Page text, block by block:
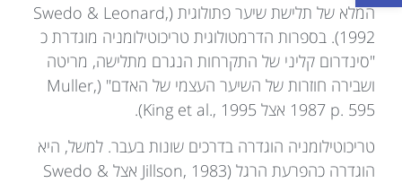
המלא של תלישת שיער פתולוגית (Swedo & Leonard,
1992). בספרות הדרמטולוגית טריכוטילומניה מוגדרת כ
"סינדרום קליני של התקרחות הנגרם מתלישה, מריטה
ושבירה חוזרות של השיער העצמי של האדם" (Muller,
1987 p. 595 אצל King et al., 1995).
טריכוטילומניה הוגדרה בדרכים שונות בעבר. למשל, היא
הוגדרה כהפרעת הרגל (Jillson, 1983 אצל Swedo &